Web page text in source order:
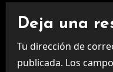
Deja una
Tu dirección de
publicada. Los